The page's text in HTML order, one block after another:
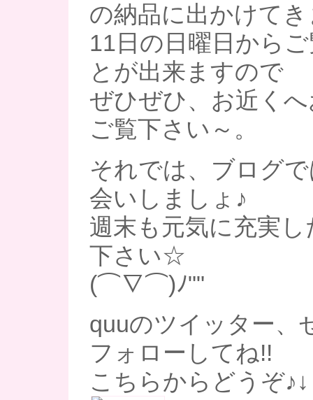
の納品に出かけてき
11日の日曜日から
とが出来ますので
ぜひぜひ、お近く
ご覧下さい～。
それでは、ブログ
会いしましょ♪
週末も元気に充実
下さい☆
(⌒∇⌒)ﾉ""
quuのツイッター、
フォローしてね!!
こちらからどうぞ♪↓